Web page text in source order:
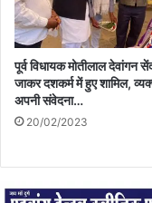
पूर्व विधायक मोतीलाल देवांगन
जाकर दशकर्म में हुए शामिल,
अपनी संवेदना…
20/02/2023